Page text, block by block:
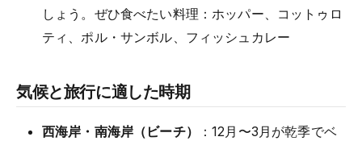
しょう。ぜひ食べたい料理：ホッパー、コットゥロ
ティ、ポル・サンボル、フィッシュカレー
気候と旅行に適した時期
西海岸・南海岸（ビーチ）
：12月〜3月が乾季でベ